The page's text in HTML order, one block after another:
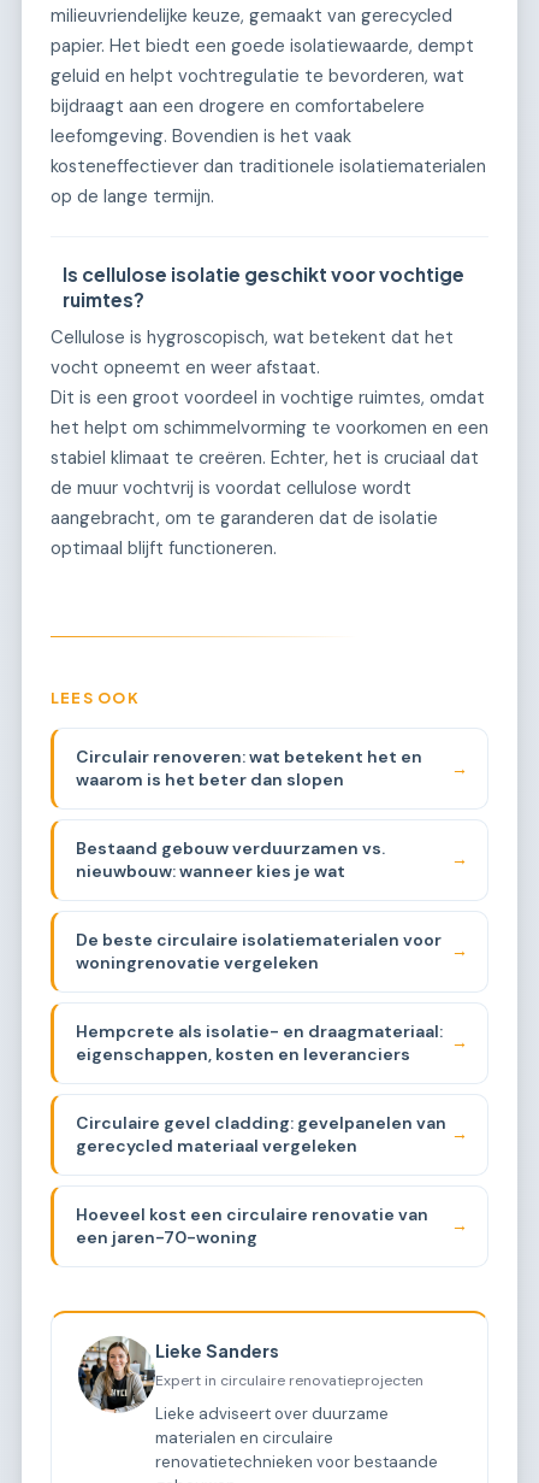
milieuvriendelijke keuze, gemaakt van gerecycled
papier. Het biedt een goede isolatiewaarde, dempt
geluid en helpt vochtregulatie te bevorderen, wat
bijdraagt aan een drogere en comfortabelere
leefomgeving. Bovendien is het vaak
kosteneffectiever dan traditionele isolatiematerialen
op de lange termijn.
Is cellulose isolatie geschikt voor vochtige
ruimtes?
Cellulose is hygroscopisch, wat betekent dat het
vocht opneemt en weer afstaat.
Dit is een groot voordeel in vochtige ruimtes, omdat
het helpt om schimmelvorming te voorkomen en een
stabiel klimaat te creëren. Echter, het is cruciaal dat
de muur vochtvrij is voordat cellulose wordt
aangebracht, om te garanderen dat de isolatie
optimaal blijft functioneren.
LEES OOK
Circulair renoveren: wat betekent het en
waarom is het beter dan slopen
→
Bestaand gebouw verduurzamen vs.
nieuwbouw: wanneer kies je wat
→
De beste circulaire isolatiematerialen voor
woningrenovatie vergeleken
→
Hempcrete als isolatie- en draagmateriaal:
eigenschappen, kosten en leveranciers
→
Circulaire gevel cladding: gevelpanelen van
gerecycled materiaal vergeleken
→
Hoeveel kost een circulaire renovatie van
een jaren-70-woning
→
Lieke Sanders
Expert in circulaire renovatieprojecten
Lieke adviseert over duurzame
materialen en circulaire
renovatietechnieken voor bestaande